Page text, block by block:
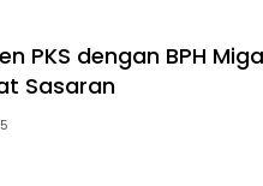
PKS dengan BPH
Sasaran